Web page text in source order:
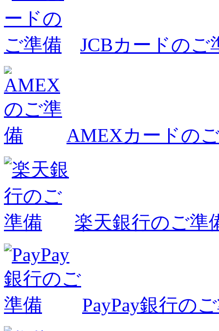
JCBカードのご
AMEXカードの
楽天銀行のご準
PayPay銀行の